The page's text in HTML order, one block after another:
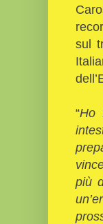
sul
“Ho
più